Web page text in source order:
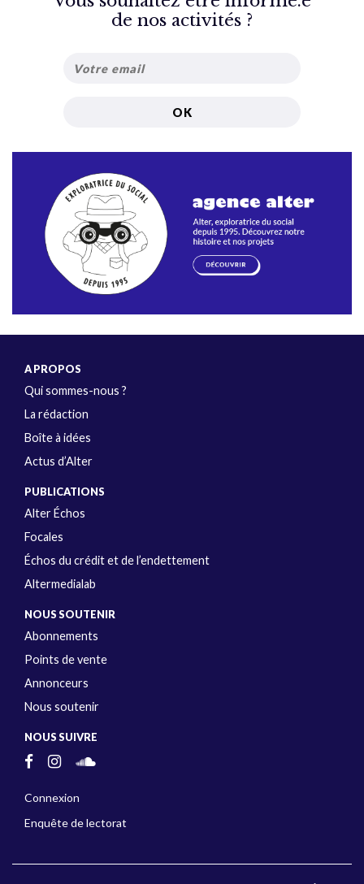
de nos activités ?
A PROPOS
Qui sommes-nous ?
La rédaction
Boîte à idées
Actus d’Alter
PUBLICATIONS
Alter Échos
Focales
Échos du crédit et de l’endettement
Altermedialab
NOUS SOUTENIR
Abonnements
Points de vente
Annonceurs
Nous soutenir
NOUS SUIVRE
Connexion
Enquête de lectorat